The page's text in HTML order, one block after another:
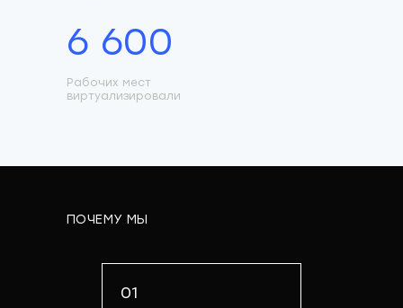
6 600
Рабочих мест
виртуализировали
ПОЧЕМУ МЫ
01